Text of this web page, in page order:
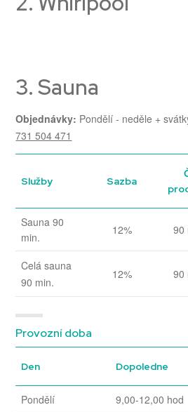
3. Sauna
Objednávky: Pondělí - neděle +
731 504 471
Služby Sazba
Sauna 90
min.
12% 90
Celá sauna
90 min.
12% 90
Provozní doba
Den Dopoledne
Pondělí 9,00-12,00 hod